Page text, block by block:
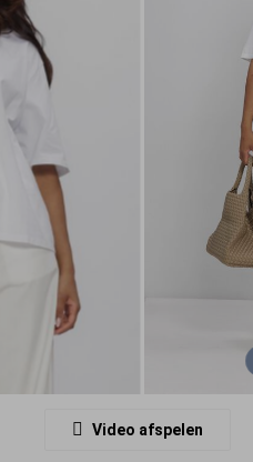
Video afspelen